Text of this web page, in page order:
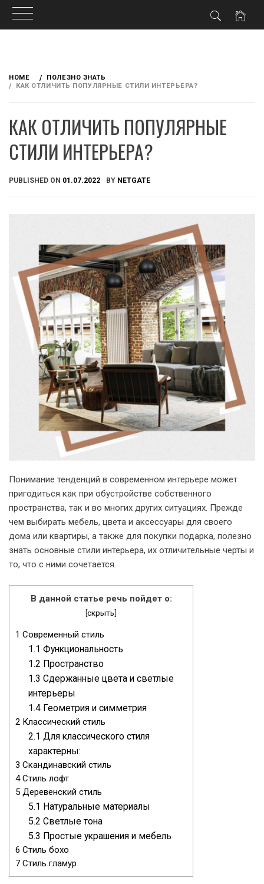
content
HOME
ПОЛЕЗНО ЗНАТЬ
КАК ОТЛИЧИТЬ ПОПУЛЯРНЫЕ СТИЛИ ИНТЕРЬЕРА?
КАК ОТЛИЧИТЬ ПОПУЛЯРНЫЕ
СТИЛИ ИНТЕРЬЕРА?
PUBLISHED ON 01.07.2022 BY NETGATE
Понимание тенденций в современном интерьере может
пригодиться как при обустройстве собственного
пространства, так и во многих других ситуациях. Прежде
чем выбирать мебель, цвета и аксессуары для своего
дома или квартиры, а также для покупки подарка, полезно
знать основные стили интерьера, их отличительные черты и
то, что с ними сочетается.
В данной статье речь пойдет о:
[скрыть]
1 Современный стиль
1.1 Функциональность
1.2 Пространство
1.3 Сдержанные цвета и светлые
интерьеры
1.4 Геометрия и симметрия
2 Классический стиль
2.1 Для классического стиля
характерны:
3 Скандинавский стиль
4Стиль лофт
5 Деревенский стиль
5.1 Натуральные материалы
5.2 Светлые тона
5.3 Простые украшения и мебель
6 Стиль бохо
7 Стиль гламур